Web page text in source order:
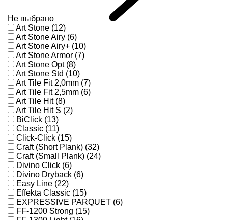
Не выбрано
Art Stone (12)
Art Stone Airy (6)
Art Stone Airy+ (10)
Art Stone Armor (7)
Art Stone Opt (8)
Art Stone Std (10)
Art Tile Fit 2,0mm (7)
Art Tile Fit 2,5mm (6)
Art Tile Hit (8)
Art Tile Hit S (2)
BiClick (13)
Classic (11)
Click-Click (15)
Craft (Short Plank) (32)
Craft (Small Plank) (24)
Divino Click (6)
Divino Dryback (6)
Easy Line (22)
Effekta Classic (15)
EXPRESSIVE PARQUET (6)
FF-1200 Strong (15)